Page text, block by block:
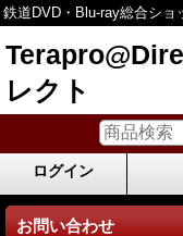
鉄道DVD・Blu-ray総合ショ
レクト
ログイン
お問い合わせ